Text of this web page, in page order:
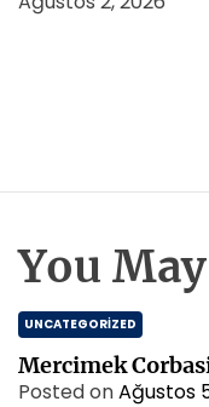
You
UNCATEGORIZED
Mercimek
Posted onAğustos